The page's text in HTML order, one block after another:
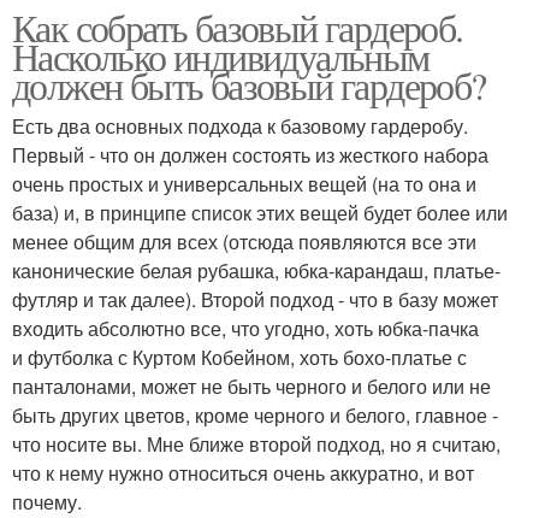
Как собрать базовый гардероб.
Насколько индивидуальным
должен быть базовый гардероб?
Есть два основных подхода к базовому гардеробу.
Первый - что он должен состоять из жесткого набора
очень простых и универсальных вещей (на то она и
база) и, в принципе список этих вещей будет более или
менее общим для всех (отсюда появляются все эти
канонические белая рубашка, юбка-карандаш, платье-
футляр и так далее). Второй подход - что в базу может
входить абсолютно все, что угодно, хоть юбка-пачка
и футболка с Куртом Кобейном, хоть бохо-платье с
панталонами, может не быть черного и белого или не
быть других цветов, кроме черного и белого, главное -
что носите вы. Мне ближе второй подход, но я считаю,
что к нему нужно относиться очень аккуратно, и вот
почему.